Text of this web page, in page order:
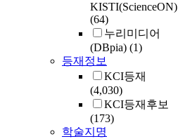
KISTI(ScienceON)
(64)
누리미디어
(DBpia) (1)
등재정보
KCI등재
(4,030)
KCI등재후보
(173)
학술지명